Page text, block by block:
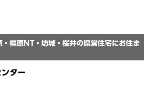
橿原NT・坊城・桜井の県営住宅にお住ま
ター